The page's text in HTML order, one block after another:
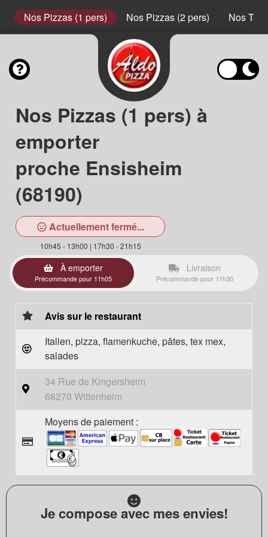
Nos Pizzas (1 pers) Nos Pizzas (2 pers) Nos
Nos Pizzas (1 pers) à
emporter
proche Ensisheim
(68190)
Actuellement fermé...
10h45 - 13h00 | 17h30 - 21h15
À emporter
Précommande pour 11h05
Livraison
Précommande pour 11h30
Avis sur le restaurant
Italien, pizza, flamenkuche, pâtes, tex mex,
salades
34 Rue de Kingersheim
68270 Wittenheim
Moyens de paiement :
Je compose avec mes envies!